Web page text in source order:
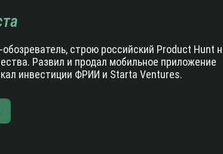
строю российский Product Hunt
Развил и продал мобильное приложение
инвестиции ФРИИ и Starta Ventures.